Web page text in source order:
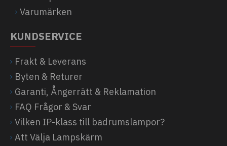
Varumärken
KUNDSERVICE
Frakt & Leverans
Byten & Returer
Garanti, Ångerrätt & Reklamation
FAQ Frågor & Svar
Vilken IP-klass till badrumslampor?
Att Välja Lampskärm